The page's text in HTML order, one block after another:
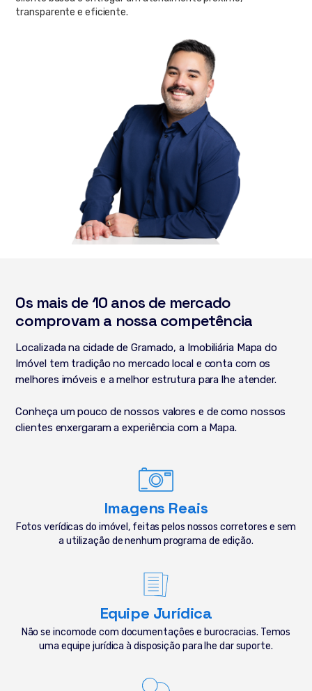
transparente e eficiente.
Os mais de 10 anos de mercado
comprovam a nossa competência
Localizada na cidade de Gramado, a Imobiliária Mapa do
Imóvel tem tradição no mercado local e conta com os
melhores imóveis e a melhor estrutura para lhe atender.
Conheça um pouco de nossos valores e de como nossos
clientes enxergaram a experiência com a Mapa.
Imagens Reais
Fotos verídicas do imóvel, feitas pelos nossos corretores e sem
a utilização de nenhum programa de edição.
Equipe Jurídica
Não se incomode com documentações e burocracias. Temos
uma equipe jurídica à disposição para lhe dar suporte.